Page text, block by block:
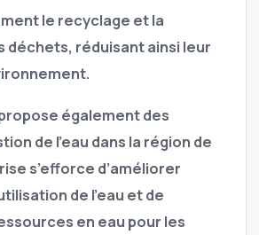
le recyclage et la
déchets, réduisant ainsi leur
également des
de l’eau dans la région de
s’efforce d’améliorer
de l’eau et de
en eau pour les